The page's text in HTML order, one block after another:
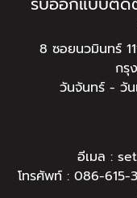
8 ซอยนวมินทร์
กรุ
วันจันทร์ - วัน
อีเมล :
โทรศัพท์ : 086-615-